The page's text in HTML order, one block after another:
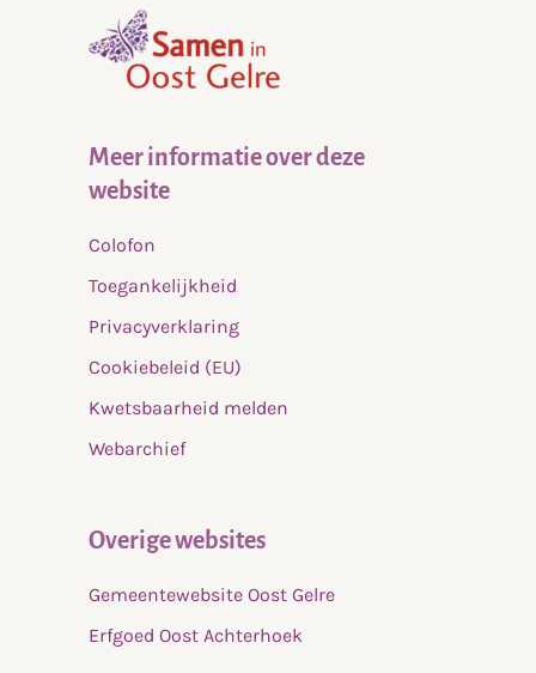
Meer informatie over deze
website
Colofon
Toegankelijkheid
Privacyverklaring
Cookiebeleid (EU)
Kwetsbaarheid melden
Webarchief
Overige websites
Gemeentewebsite Oost Gelre
Erfgoed Oost Achterhoek